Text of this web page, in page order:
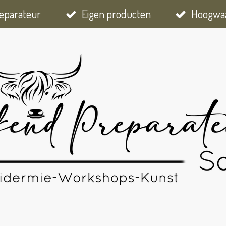
Eigen producten